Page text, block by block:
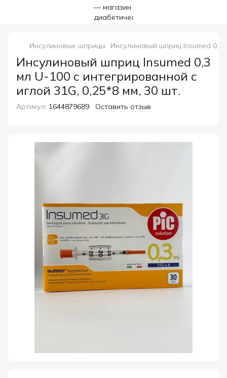
Инсулиновые шприцы Инсулиновый шприц Insumed 0,3
Инсулиновый шприц Insumed 0,3
мл U-100 с интегрированной с
иглой 31G, 0,25*8 мм, 30 шт.
Артикул: 1644879689 Оставить отзыв